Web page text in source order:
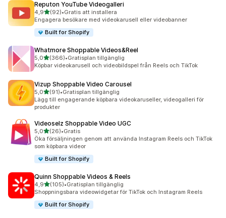
Reputon YouTube Videogalleri
4,9av 5 stjärnor
(92)
92 recensioner totalt
•Gratis att installera
Engagera besökare med videokarusell eller videobanner
Built for Shopify
Whatmore Shoppable Videos&Reel
5,0av 5 stjärnor
(366)
366 recensioner totalt
•Gratisplan tillgänglig
Köpbar videokarusell och videobildspel från Reels och TikTok
Vizup Shoppable Video Carousel
5,0av 5 stjärnor
(91)
91 recensioner totalt
•Gratisplan tillgänglig
Lägg till engagerande köpbara videokaruseller, videogalleri för
produkter
Videoselz Shoppable Video UGC
5,0av 5 stjärnor
(26)
26 recensioner totalt
•Gratis
Öka försäljningen genom att använda Instagram Reels och TikTok
som köpbara videor
Built for Shopify
Quinn Shoppable Videos & Reels
4,9av 5 stjärnor
(105)
105 recensioner totalt
•Gratisplan tillgänglig
Shoppningsbara videowidgetar för TikTok och Instagram Reels
Built for Shopify